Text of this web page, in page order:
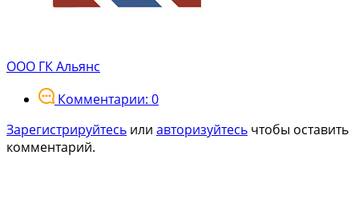
ООО ГК Альянс
Комментарии: 0
Зарегистрируйтесь или авторизуйтесь чтобы оставить
комментарий.